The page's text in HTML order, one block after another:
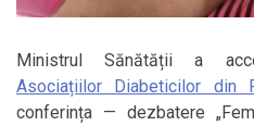
Ministrul Sănătății a
Asociațiilor Diabeticilor din
conferința — dezbatere